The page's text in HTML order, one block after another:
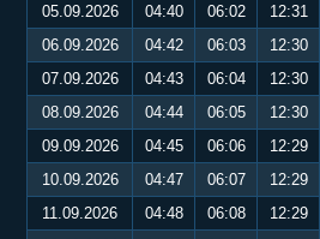
05.09.2026
04:40 06:02 12:31
06.09.2026
04:42 06:03 12:30
07.09.2026
04:43 06:04 12:30
08.09.2026
04:44 06:05 12:30
09.09.2026
04:45 06:06 12:29
10.09.2026
04:47 06:07 12:29
11.09.2026
04:48 06:08 12:29